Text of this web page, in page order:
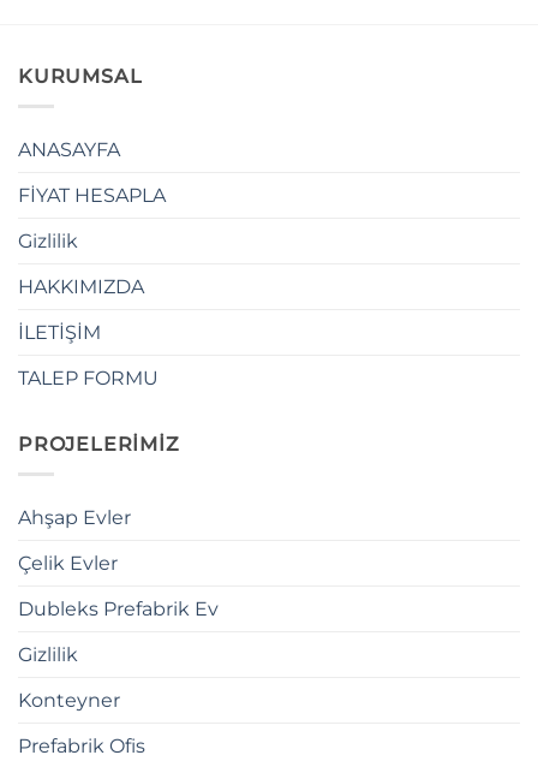
KURUMSAL
ANASAYFA
FİYAT HESAPLA
Gizlilik
HAKKIMIZDA
İLETİŞİM
TALEP FORMU
PROJELERİMİZ
Ahşap Evler
Çelik Evler
Dubleks Prefabrik Ev
Gizlilik
Konteyner
Prefabrik Ofis